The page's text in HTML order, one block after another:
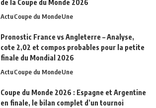
de la Coupe du Monde 2026
ActuCoupe du MondeUne
Pronostic France vs Angleterre – Analyse,
cote 2,02 et compos probables pour la petite
finale du Mondial 2026
ActuCoupe du MondeUne
Coupe du Monde 2026 : Espagne et Argentine
en finale, le bilan complet d’un tournoi